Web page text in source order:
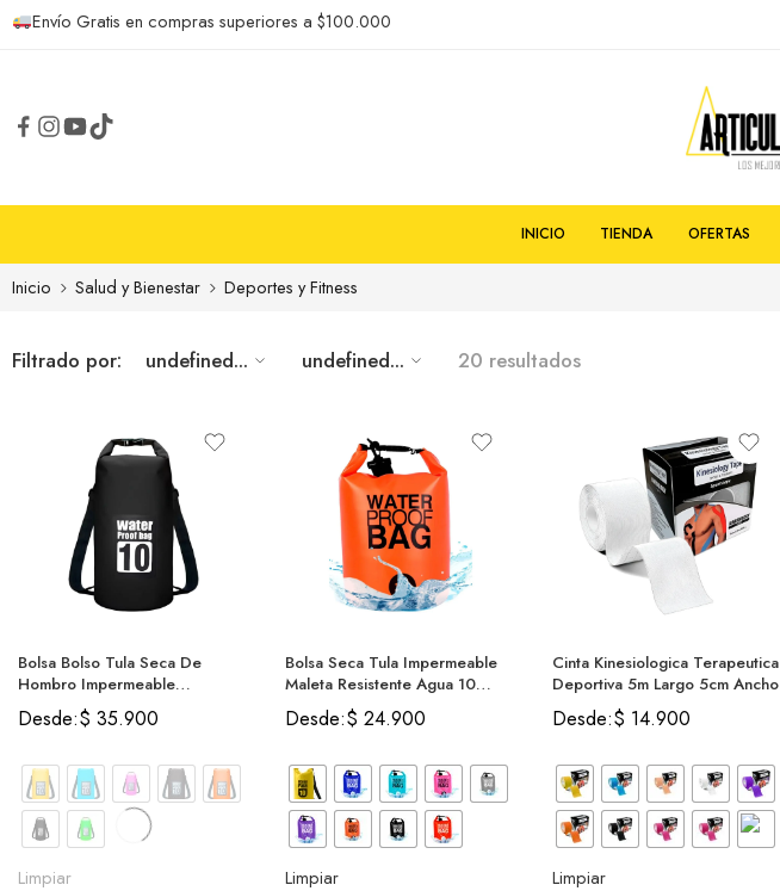
Envío Gratis en compras superiores a $100.000
INICIO TIENDA OFERTAS
Inicio Salud y Bienestar Deportes y Fitness
Filtrado por: undefined... undefined... 20 resultados
Bolsa Bolso Tula Seca De
Hombro Impermeable
Resistente Agua
Desde:$ 35.900
Limpiar
Bolsa Seca Tula Impermeable
Maleta Resistente Agua 10
Litros
Desde:$ 24.900
Limpiar
Cinta Kinesiologica Terapeutica
Deportiva 5m Largo 5cm Ancho
Desde:$ 14.900
Limpiar